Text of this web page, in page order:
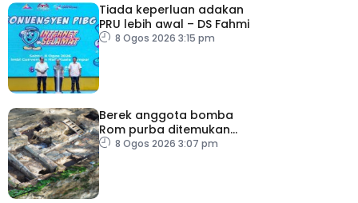
Tiada keperluan adakan
PRU lebih awal – DS Fahmi
8 Ogos 2026 3:15 pm
Berek anggota bomba
Rom purba ditemukan
berhampiran Colosseum
8 Ogos 2026 3:07 pm